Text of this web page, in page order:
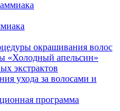
окрашивания волос
«Холодный апельсин»
экстрактов
ухода за волосами и
программа